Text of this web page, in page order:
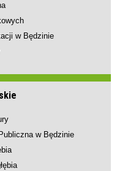
w Będzinie
w Będzinie